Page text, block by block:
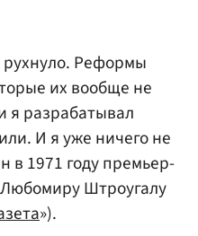
рухнуло. Реформы
их вообще не
я разрабатывал
И я уже ничего не
в 1971 году премьер-
Штроугалу
»).